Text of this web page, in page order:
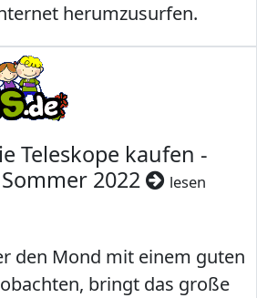
herumzusurfen.
Teleskope kaufen -
2022
lesen
den Mond mit einem guten
bringt das große